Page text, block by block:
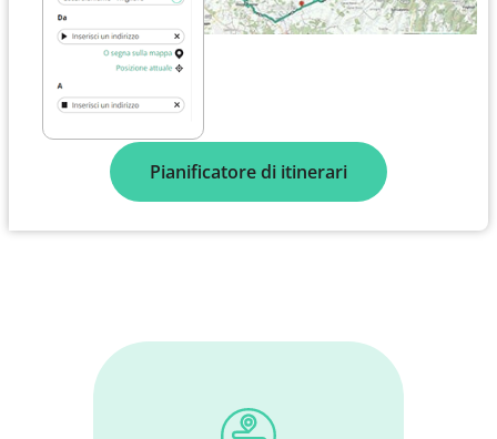
Pianificatore di itinerari